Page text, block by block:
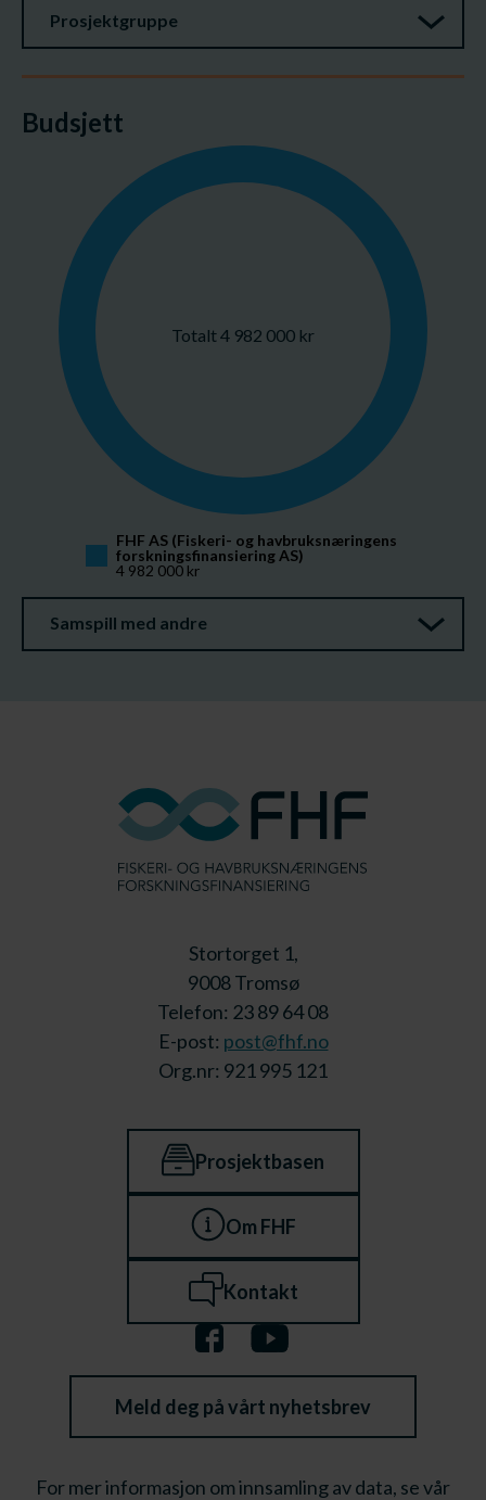
Prosjektgruppe
Budsjett
Totalt 4 982 000 kr
FHF AS (Fiskeri- og havbruksnæringens
forskningsfinansiering AS)
4 982 000 kr
Samspill med andre
Stortorget 1,
9008 Tromsø
Telefon: 23 89 64 08
E-post: post@fhf.no
Org.nr: 921 995 121
Prosjektbasen
Om FHF
Kontakt
Meld deg på vårt nyhetsbrev
For mer informasjon om innsamling av data, se vår